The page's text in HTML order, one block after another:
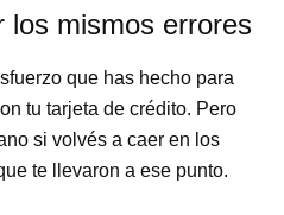
los mismos errores
que has hecho para
tu tarjeta de crédito. Pero
si volvés a caer en los
te llevaron a ese punto.